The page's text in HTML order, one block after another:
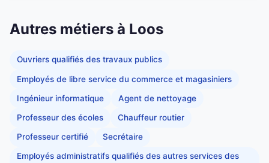
Autres métiers à Loos
Ouvriers qualifiés des travaux publics
Employés de libre service du commerce et magasiniers
Ingénieur informatique Agent de nettoyage
Professeur des écoles Chauffeur routier
Professeur certifié Secrétaire
Employés administratifs qualifiés des autres services des